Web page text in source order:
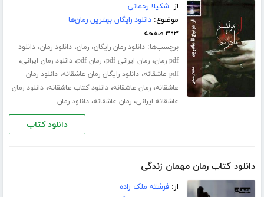
از:شکیلا رحمانی
موضوع:دانلود رایگان بهترین رمان‌ها
۳۹۳ صفحه
برچسب‌ها:دانلود رمان رایگان،رمان،دانلود رمان،دانلود
pdf رمان
،رمان ایرانی pdf ،رمان pdf ،دانلود رمان ایرانی،
pdf عاشقانه ،دانلود رایگان رمان عاشقانه،دانلود رمان
عاشقانه،رمان عاشقانه،دانلود کتاب عاشقانه،دانلود رمان
عاشقانه ایرانی،رمان عاشقانه،دانلود رمان
دانلود کتاب
دانلود کتاب رمان مهمان زندگی
از:فرشته ملک زاده